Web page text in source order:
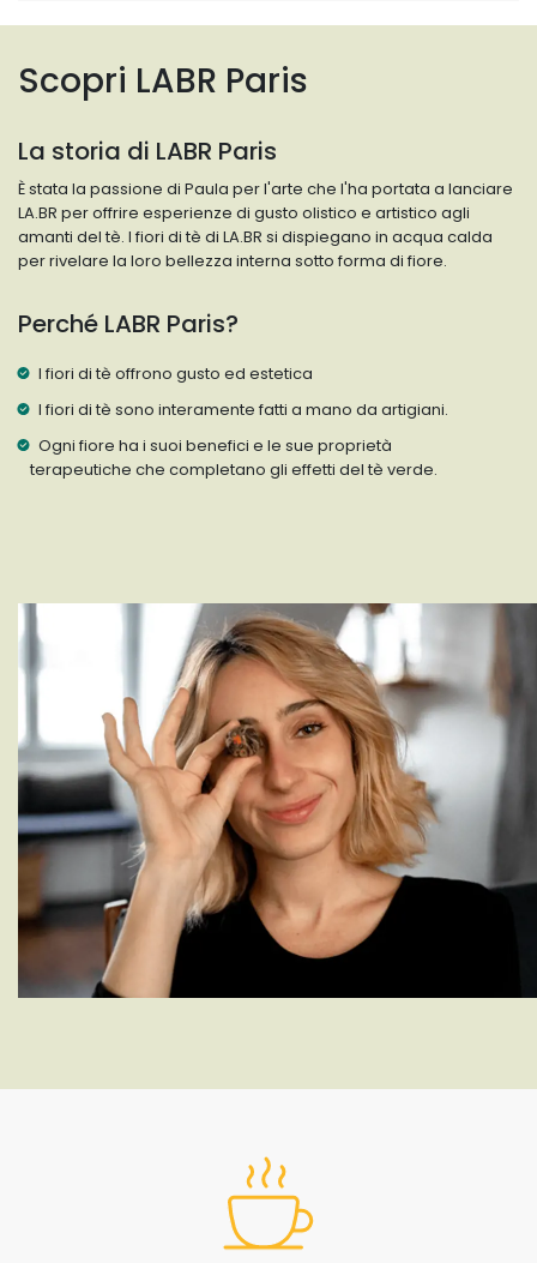
Scopri LABR Paris
La storia di LABR Paris
È stata la passione di Paula per l'arte che l'ha portata a lanciare
LA.BR per offrire esperienze di gusto olistico e artistico agli
amanti del tè. I fiori di tè di LA.BR si dispiegano in acqua calda
per rivelare la loro bellezza interna sotto forma di fiore.
Perché LABR Paris?
I fiori di tè offrono gusto ed estetica
I fiori di tè sono interamente fatti a mano da artigiani.
Ogni fiore ha i suoi benefici e le sue proprietà
terapeutiche che completano gli effetti del tè verde.